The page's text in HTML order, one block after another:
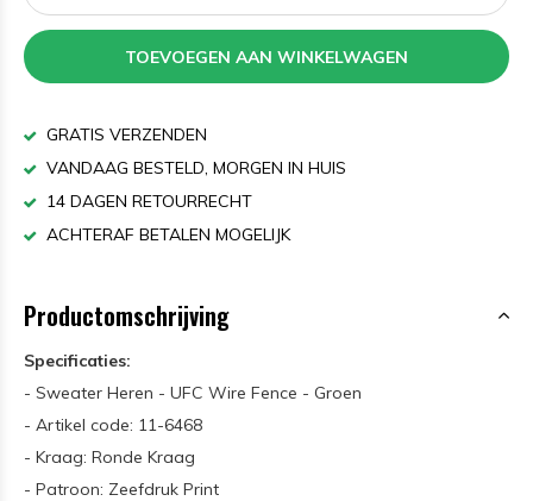
TOEVOEGEN AAN WINKELWAGEN
GRATIS VERZENDEN
VANDAAG BESTELD, MORGEN IN HUIS
14 DAGEN RETOURRECHT
ACHTERAF BETALEN MOGELIJK
Productomschrijving
Specificaties:
- Sweater Heren - UFC Wire Fence - Groen
- Artikel code: 11-6468
- Kraag: Ronde Kraag
- Patroon: Zeefdruk Print